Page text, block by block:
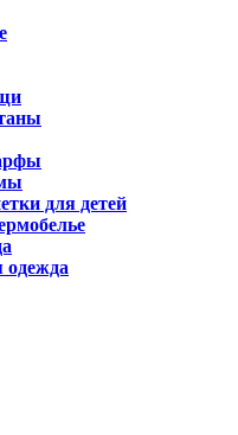
для детей
одежда